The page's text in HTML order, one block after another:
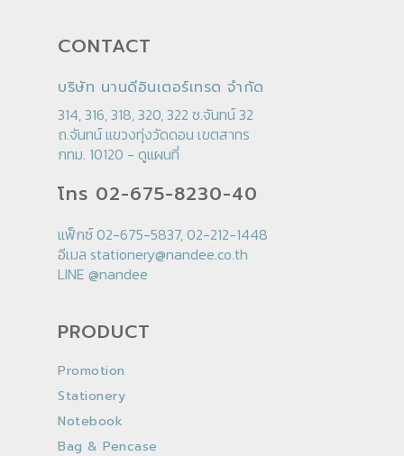
CONTACT
บริษัท นานดีอินเตอร์เทรด จำกัด
314, 316, 318, 320, 322 ซ.จันทน์ 32
ถ.จันทน์ แขวงทุ่งวัดดอน เขตสาทร
กทม. 10120 - ดูแผนที่
โทร 02-675-8230-40
แฟ็กซ์ 02-675-5837, 02-212-1448
อีเมล stationery@nandee.co.th
LINE @nandee
PRODUCT
Promotion
Stationery
Notebook
Bag & Pencase